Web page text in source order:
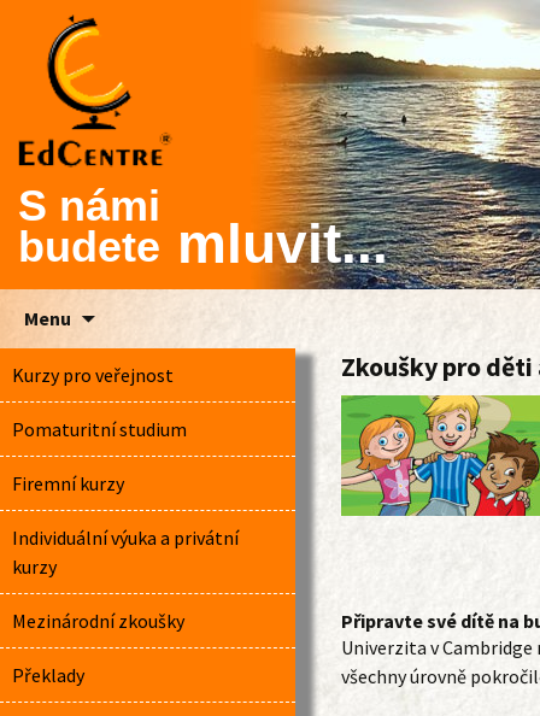
S námi
budete mluvit...
Menu
content
Kurzy pro veřejnost
Pomaturitní studium
Firemní kurzy
Individuální výuka a privátní
kurzy
Mezinárodní zkoušky
Překlady
Zkoušky pro
Připravte své dítě na
Univerzita v
všechny úrovně